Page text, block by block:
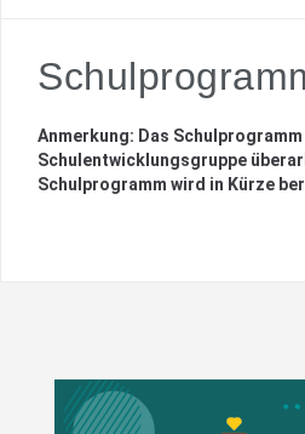
Anmerkung: Das
Schulentwicklungsgruppe
Schulprogramm wird in Kürze